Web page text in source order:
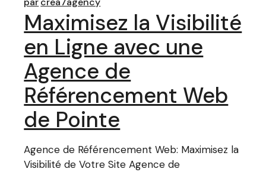
Maximisez la Visibilité
en Ligne avec une
Agence de
Référencement Web
de Pointe
Agence de Référencement Web: Maximisez la
Visibilité de Votre Site Agence de